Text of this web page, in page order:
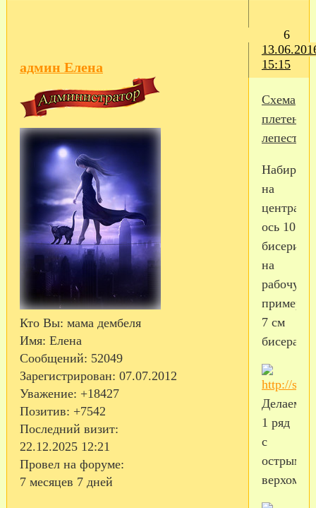
6
15:15
админ Елена
Кто Вы: мама дембеля
Имя: Елена
Сообщений: 52049
Зарегистрирован: 07.07.2012
Уважение: +18427
Позитив: +7542
Последний визит:
22.12.2025 12:21
Провел на форуме:
7 месяцев 7 дней
Схема
плетения
лепестка
Набираем
на
ось 10
на
рабочую
примерно
7 см
бисера
Делаем
1 ряд
с
острым
верхом